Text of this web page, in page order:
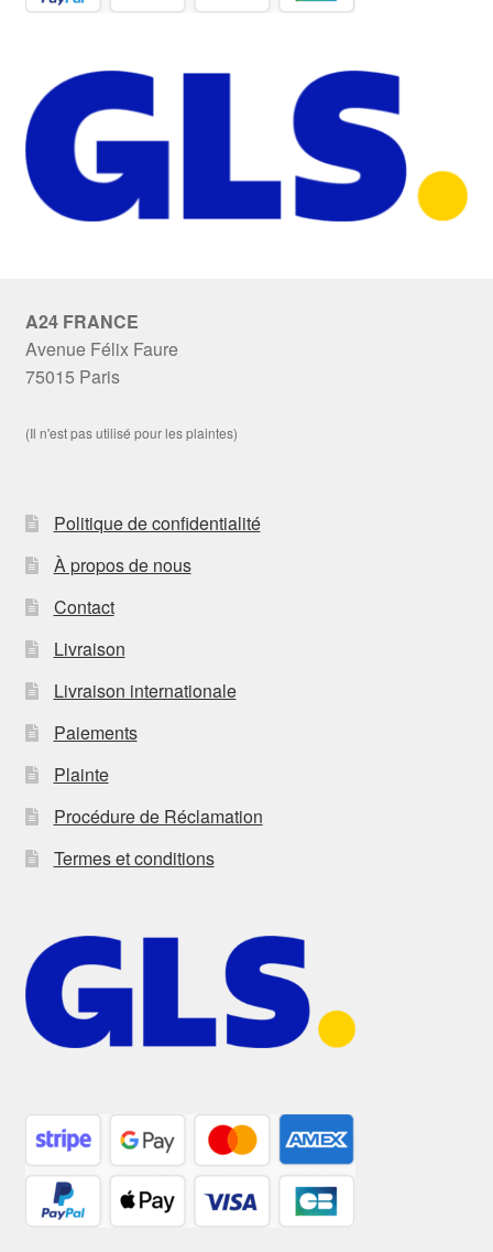
A24 FRANCE
Avenue Félix Faure
75015 Paris
(Il n'est pas utilisé pour les plaintes)
Politique de confidentialité
À propos de nous
Contact
Livraison
Livraison internationale
Paiements
Plainte
Procédure de Réclamation
Termes et conditions